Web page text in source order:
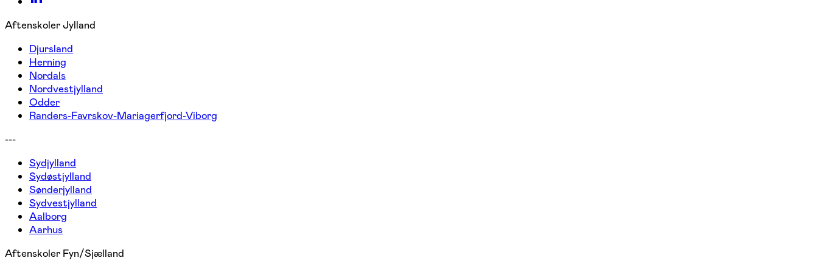
Aftenskoler Jylland
Djursland
Herning
Nordals
Nordvestjylland
Odder
Randers-Favrskov-Mariagerfjord-Viborg
---
Sydjylland
Sydøstjylland
Sønderjylland
Sydvestjylland
Aalborg
Aarhus
Aftenskoler Fyn/Sjælland